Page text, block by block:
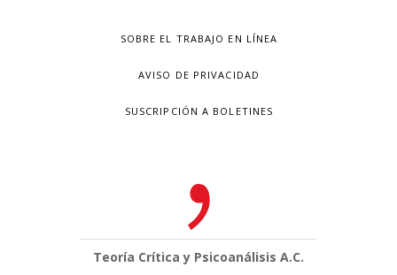
SOBRE EL TRABAJO EN LÍNEA
AVISO DE PRIVACIDAD
SUSCRIPCIÓN A BOLETINES
Teoría Crítica y Psicoanálisis A.C.